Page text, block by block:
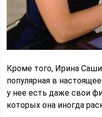
Кроме того, Ирина
популярная в
у нее есть даже свои
которых она иногда